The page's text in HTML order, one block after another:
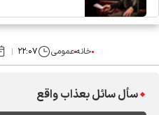
خانهعمومی ۲۲:۰۷
سأل سائل بعذاب واقع